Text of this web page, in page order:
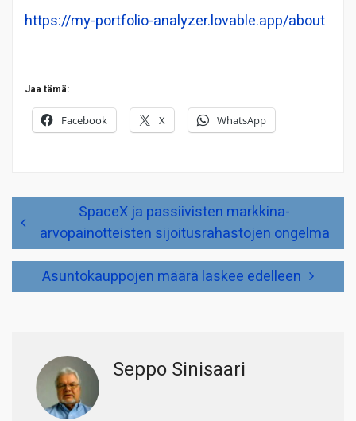
https://my-portfolio-analyzer.lovable.app/about
Jaa tämä:
Facebook X WhatsApp
selaus
SpaceX ja passiivisten markkina-
arvopainotteisten sijoitusrahastojen ongelma
Asuntokauppojen määrä laskee edelleen
Seppo Sinisaari